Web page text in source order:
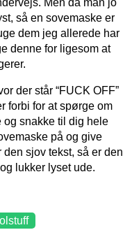
Men da man jo
så en sovemaske er
dem jeg allerede har
denne for ligesom at
der står “FUCK OFF”
forbi for at spørge om
og snakke til dig hele
på og give
sjov tekst, så er den
lukker lyset ude.